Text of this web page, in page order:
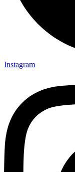
Instagram